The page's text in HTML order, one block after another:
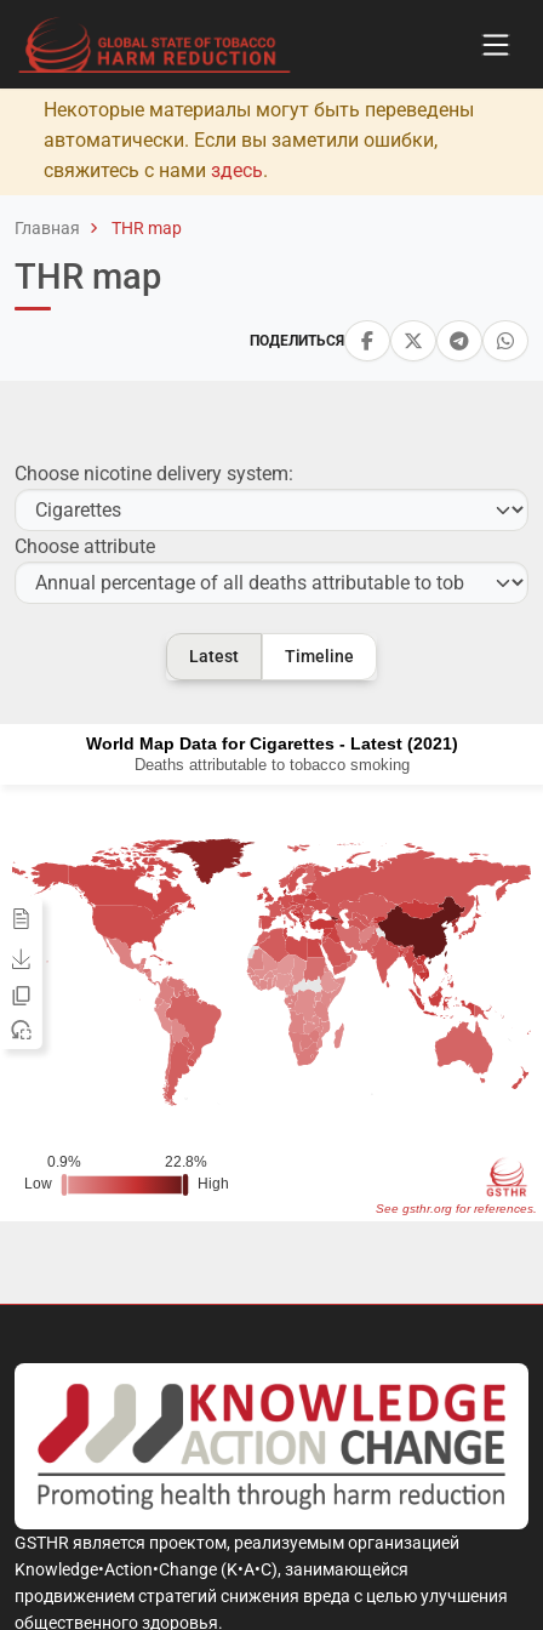
Некоторые материалы могут быть переведены
автоматически. Если вы заметили ошибки,
свяжитесь с нами здесь.
Главная THR map
ПОДЕЛИТЬСЯ
THR map
Choose nicotine delivery system:
Choose attribute
Latest Timeline
GSTHR является проектом, реализуемым организацией
Knowledge•Action•Change (K•A•C), занимающейся
продвижением стратегий снижения вреда с целью улучшения
общественного здоровья.